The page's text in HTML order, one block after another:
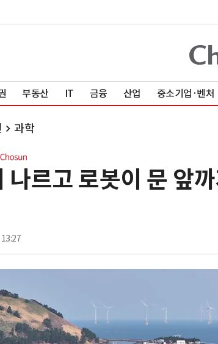
부동산 IT 금융 산업 중소기업·벤처
과학
나르고 로봇이 문 앞